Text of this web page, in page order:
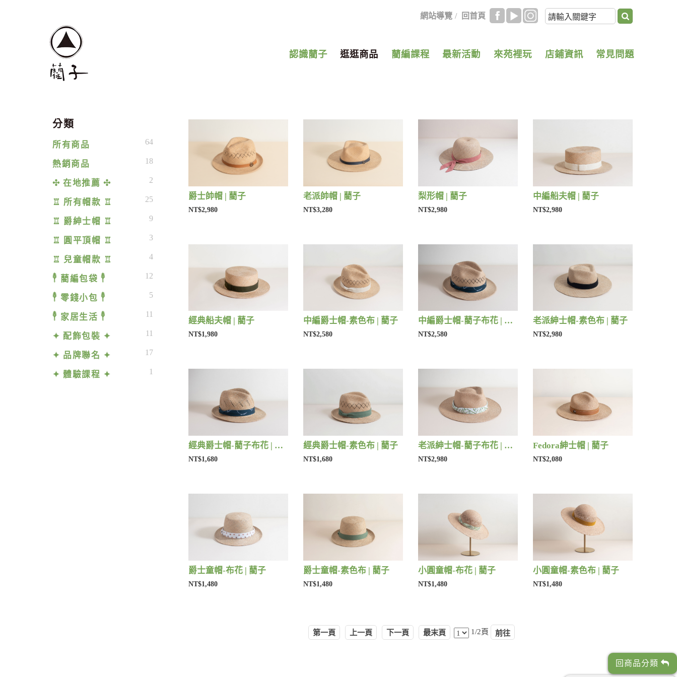
網站導覽 / 回首頁
認識藺子 逛逛商品 藺編課程 最新活動 來苑裡玩 店鋪資訊 常見問題
分類
所有商品 64
熱銷商品 18
✣ 在地推薦 ✣ 2
♖ 所有帽款 ♖ 25
♖ 爵紳士帽 ♖ 9
♖ 圓平頂帽 ♖ 3
♖ 兒童帽款 ♖ 4
𓇣 藺編包袋 𓇣 12
𓇣 零錢小包 𓇣 5
𓇣 家居生活 𓇣 11
✦ 配飾包裝 ✦ 11
✦ 品牌聯名 ✦ 17
✦ 體驗課程 ✦ 1
爵士帥帽 | 藺子
NT$2,980
老派帥帽 | 藺子
NT$3,280
梨形帽 | 藺子
NT$2,980
中編船夫帽 | 藺子
NT$2,980
經典船夫帽 | 藺子
NT$1,980
中編爵士帽-素色布 | 藺子
NT$2,580
中編爵士帽-藺子布花 | 藺子
NT$2,580
老派紳士帽-素色布 | 藺子
NT$2,980
經典爵士帽-藺子布花 | 藺子
NT$1,680
經典爵士帽-素色布 | 藺子
NT$1,680
老派紳士帽-藺子布花 | 藺子
NT$2,980
Fedora紳士帽 | 藺子
NT$2,080
爵士童帽-布花 | 藺子
NT$1,480
爵士童帽-素色布 | 藺子
NT$1,480
小圓童帽-布花 | 藺子
NT$1,480
小圓童帽-素色布 | 藺子
NT$1,480
第一頁 上一頁 下一頁 最末頁 1/2頁
回商品分類